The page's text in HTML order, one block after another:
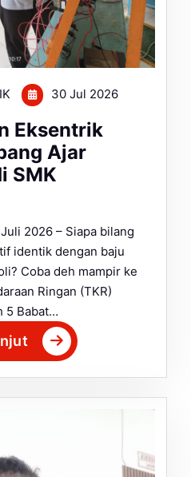
30 Jul 2026
Eksentrik
Ajar
SMK
2026 – Siapa bilang
identik dengan baju
Coba deh mampir ke
Ringan (TKR)
5 Babat…